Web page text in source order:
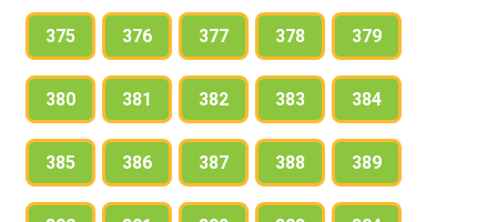
375 376 377 378 379
380 381 382 383 384
385 386 387 388 389